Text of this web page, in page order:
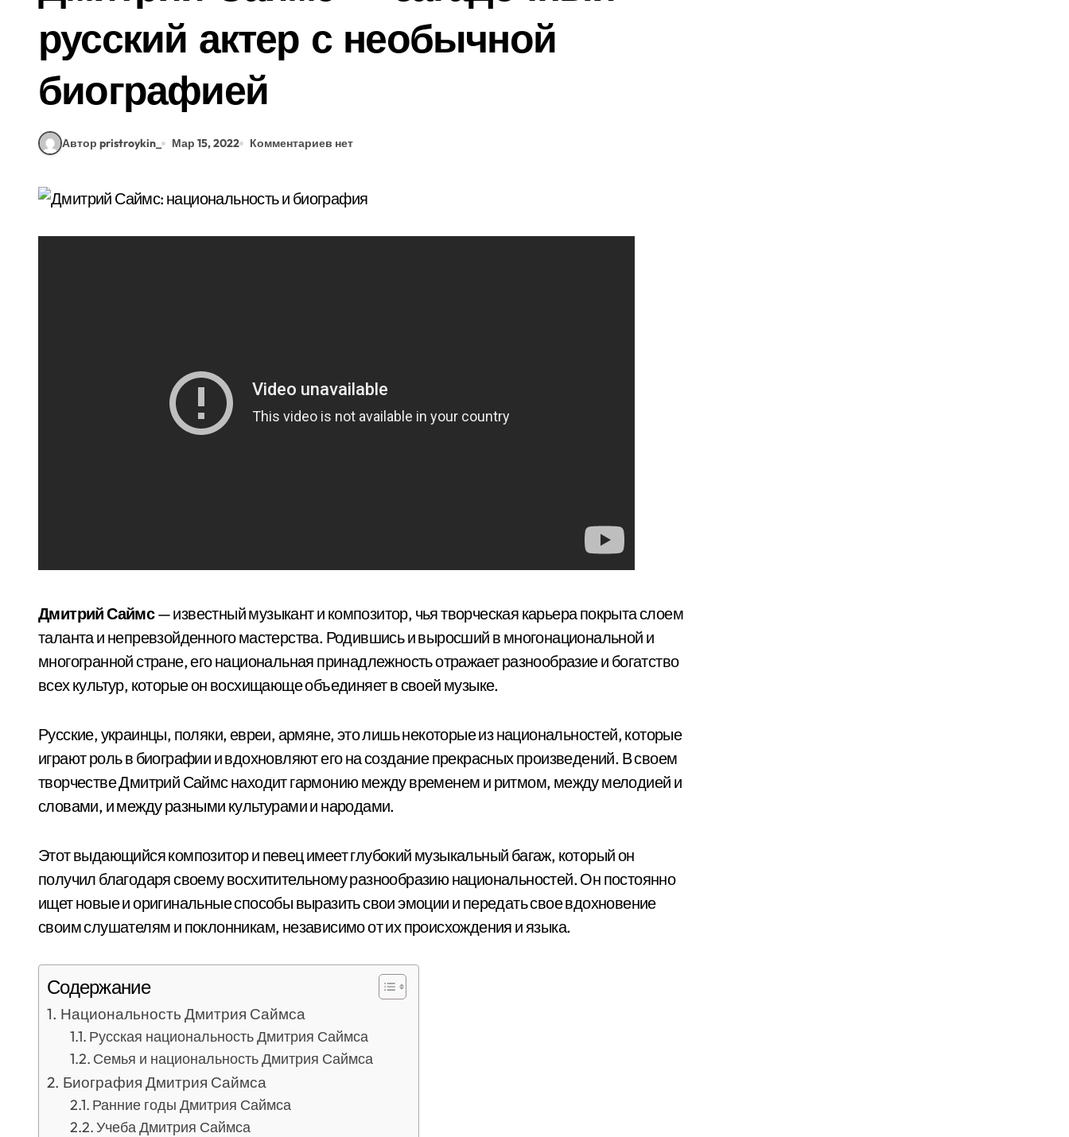
русский актер с необычной
биографией
Автор pristroykin_ Мар 15, 2022 Комментариев нет
Дмитрий Саймс— известный музыкант и композитор, чья творческая карьера покрыта слоем
таланта и непревзойденного мастерства. Родившись и выросший в многонациональной и
многогранной стране, его национальная принадлежность отражает разнообразие и богатство
всех культур, которые он восхищающе объединяет в своей музыке.
Русские, украинцы, поляки, евреи, армяне, это лишь некоторые из национальностей, которые
играют роль в биографии и вдохновляют его на создание прекрасных произведений. В своем
творчестве Дмитрий Саймс находит гармонию между временем и ритмом, между мелодией и
словами, и между разными культурами и народами.
Этот выдающийся композитор и певец имеет глубокий музыкальный багаж, который он
получил благодаря своему восхитительному разнообразию национальностей. Он постоянно
ищет новые и оригинальные способы выразить свои эмоции и передать свое вдохновение
своим слушателям и поклонникам, независимо от их происхождения и языка.
Содержание
Национальность Дмитрия Саймса
Русская национальность Дмитрия Саймса
Семья и национальность Дмитрия Саймса
Биография Дмитрия Саймса
Ранние годы Дмитрия Саймса
Учеба Дмитрия Саймса